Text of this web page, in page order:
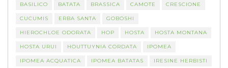
BASILICO BATATA BRASSICA CAMOTE CRESCIONE
CUCUMIS ERBA SANTA GOBOSHI
HIEROCHLOE ODORATA HOP HOSTA HOSTA MONTANA
HOSTA URUI HOUTTUYNIA CORDATA IPOMEA
IPOMEA ACQUATICA IPOMEA BATATAS IRESINE HERBISTI